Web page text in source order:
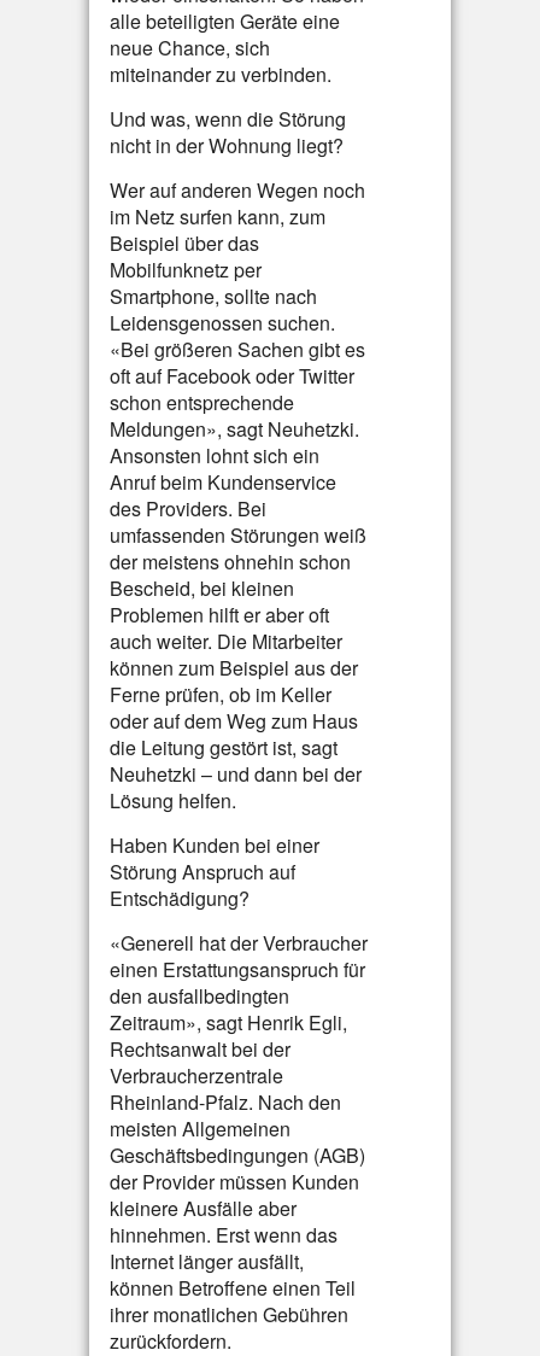
alle beteiligten Geräte eine
neue Chance, sich
miteinander zu verbinden.
Und was, wenn die Störung
nicht in der Wohnung liegt?
Wer auf anderen Wegen noch
im Netz surfen kann, zum
Beispiel über das
Mobilfunknetz per
Smartphone, sollte nach
Leidensgenossen suchen.
«Bei größeren Sachen gibt es
oft auf Facebook oder Twitter
schon entsprechende
Meldungen», sagt Neuhetzki.
Ansonsten lohnt sich ein
Anruf beim Kundenservice
des Providers. Bei
umfassenden Störungen weiß
der meistens ohnehin schon
Bescheid, bei kleinen
Problemen hilft er aber oft
auch weiter. Die Mitarbeiter
können zum Beispiel aus der
Ferne prüfen, ob im Keller
oder auf dem Weg zum Haus
die Leitung gestört ist, sagt
Neuhetzki – und dann bei der
Lösung helfen.
Haben Kunden bei einer
Störung Anspruch auf
Entschädigung?
«Generell hat der Verbraucher
einen Erstattungsanspruch für
den ausfallbedingten
Zeitraum», sagt Henrik Egli,
Rechtsanwalt bei der
Verbraucherzentrale
Rheinland-Pfalz. Nach den
meisten Allgemeinen
Geschäftsbedingungen (AGB)
der Provider müssen Kunden
kleinere Ausfälle aber
hinnehmen. Erst wenn das
Internet länger ausfällt,
können Betroffene einen Teil
ihrer monatlichen Gebühren
zurückfordern.